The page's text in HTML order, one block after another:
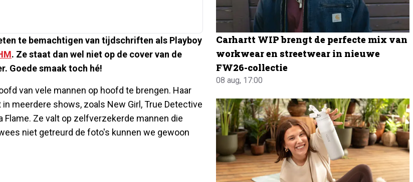
te bemachtigen van tijdschriften als Playboy
. Ze staat dan wel niet op de cover van de
Goede smaak toch hé!
van vele mannen op hoofd te brengen. Haar
meerdere shows, zoals New Girl, True Detective
Flame. Ze valt op zelfverzekerde mannen die
niet getreurd de foto's kunnen we gewoon
Carhartt WIP brengt de perfecte mix van
workwear en streetwear in nieuwe
FW26-collectie
08 aug, 17:00